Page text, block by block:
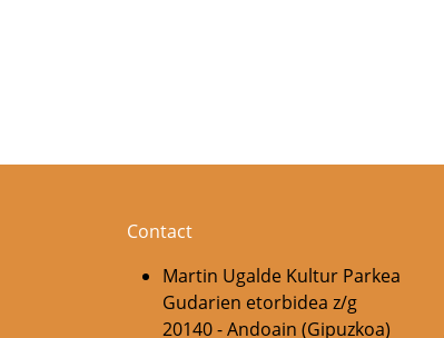
Contact
Martin Ugalde Kultur Parkea
Gudarien etorbidea z/g
20140 - Andoain (Gipuzkoa)